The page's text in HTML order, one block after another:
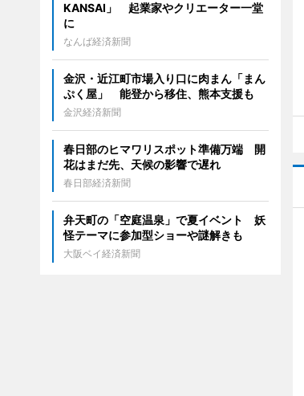
KANSAI」 起業家やクリエーター一堂
に
なんば経済新聞
金沢・近江町市場入り口に肉まん「まん
ぷく屋」 能登から移住、熊本支援も
金沢経済新聞
春日部のヒマワリスポット準備万端 開
花はまだ先、天候の影響で遅れ
春日部経済新聞
弁天町の「空庭温泉」で夏イベント 妖
怪テーマに参加型ショーや謎解きも
大阪ベイ経済新聞